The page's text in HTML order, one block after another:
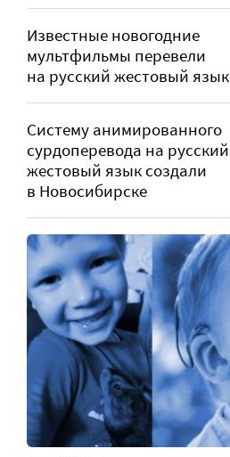
Известные новогодние
мультфильмы перевели
на русский жестовый язык
Систему анимированного
сурдоперевода на русский
жестовый язык создали
в Новосибирске